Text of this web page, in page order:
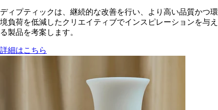
ディプティックは、継続的な改善を行い、より高い品質かつ環
境負荷を低減した​クリエイティブでインスピレーションを与え
る製品を考案します。
詳細はこちら